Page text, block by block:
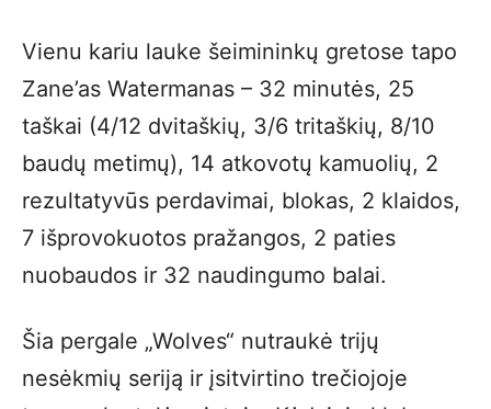
Vienu kariu lauke šeimininkų gretose tapo
Zane’as Watermanas – 32 minutės, 25
taškai (4/12 dvitaškių, 3/6 tritaškių, 8/10
baudų metimų), 14 atkovotų kamuolių, 2
rezultatyvūs perdavimai, blokas, 2 klaidos,
7 išprovokuotos pražangos, 2 paties
nuobaudos ir 32 naudingumo balai.
Šia pergale „Wolves“ nutraukė trijų
nesėkmių seriją ir įsitvirtino trečiojoje